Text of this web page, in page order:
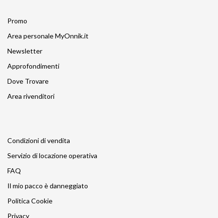
Promo
Area personale MyOnnik.it
Newsletter
Approfondimenti
Dove Trovare
Area rivenditori
Condizioni di vendita
Servizio di locazione operativa
FAQ
Il mio pacco è danneggiato
Politica Cookie
Privacy